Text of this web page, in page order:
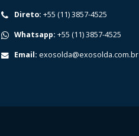
Direto: +55 (11) 3857-4525
Whatsapp: +55 (11) 3857-4525
Email: exosolda@exosolda.com.br